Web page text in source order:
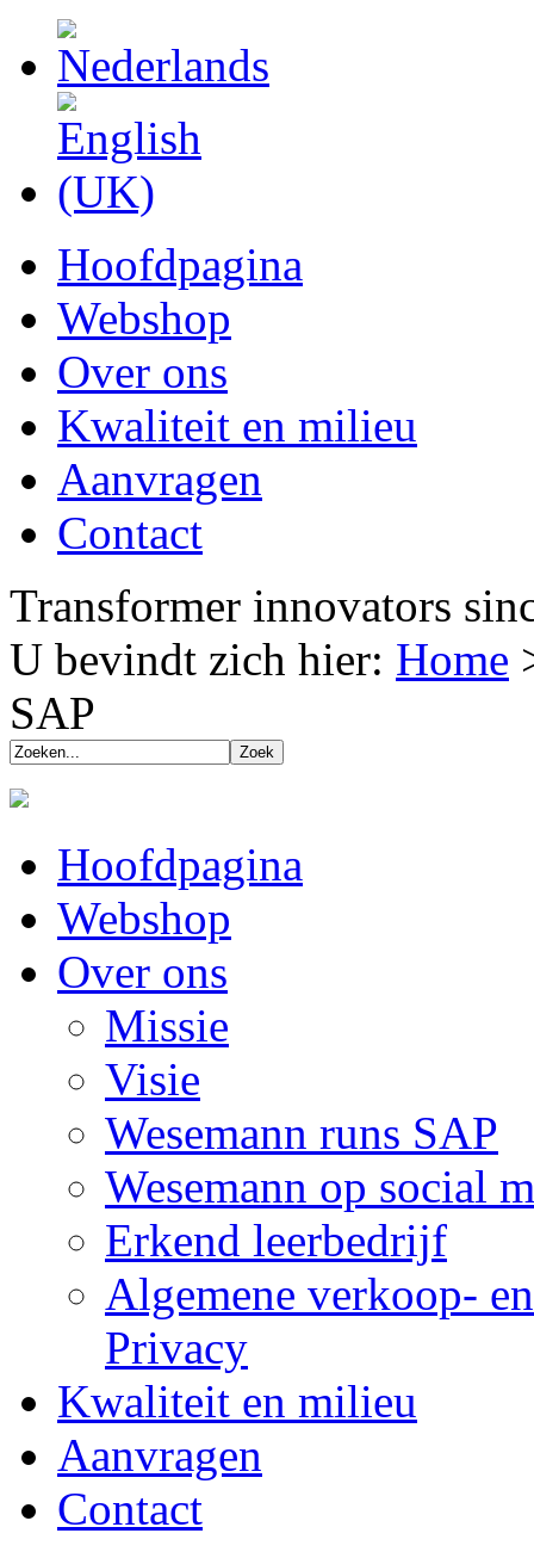
Hoofdpagina
Webshop
Over ons
Kwaliteit en milieu
Aanvragen
Contact
Transformer innovators
U bevindt zich hier: Home
SAP
Hoofdpagina
Webshop
Over ons
Missie
Visie
Wesemann runs SAP
Wesemann op social
Erkend leerbedrijf
Algemene verkoop-
Privacy
Kwaliteit en milieu
Aanvragen
Contact